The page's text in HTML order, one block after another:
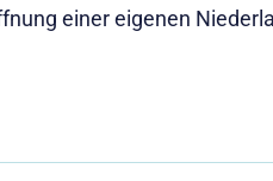
einer eigenen